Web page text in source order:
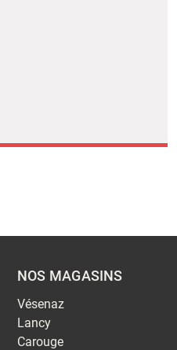
NOS MAGASINS
Vésenaz
Lancy
Carouge